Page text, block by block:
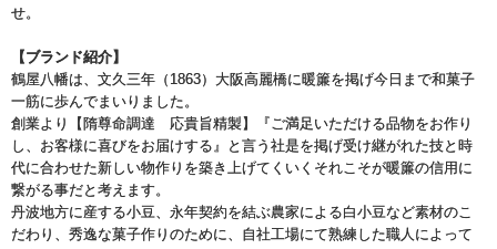
せ。
【ブランド紹介】
鶴屋八幡は、文久三年（1863）大阪高麗橋に暖簾を掲げ今日まで和菓子
一筋に歩んでまいりました。
創業より【隋尊命調達 応貴旨精製】『ご満足いただける品物をお作り
し、お客様に喜びをお届けする』と言う社是を掲げ受け継がれた技と時
代に合わせた新しい物作りを築き上げてくいくそれこそが暖簾の信用に
繋がる事だと考えます。
丹波地方に産する小豆、永年契約を結ぶ農家による白小豆など素材のこ
だわり、秀逸な菓子作りのために、自社工場にて熟練した職人によって